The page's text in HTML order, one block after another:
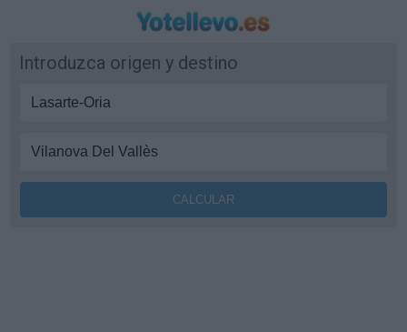
Introduzca origen y destino